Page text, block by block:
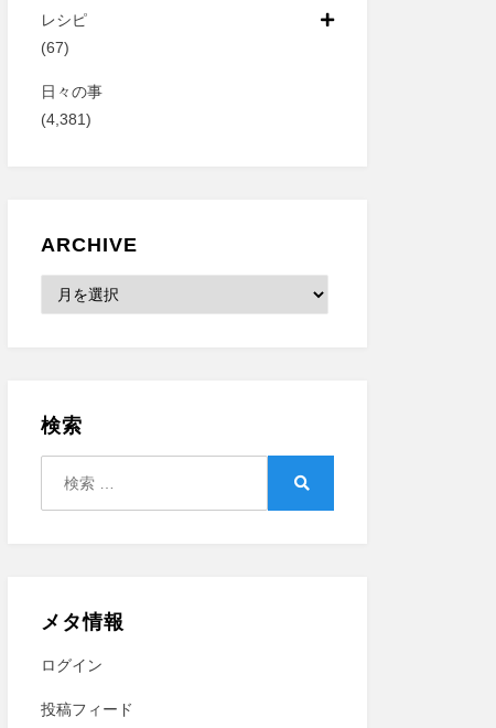
レシピ
(67)
日々の事
(4,381)
ARCHIVE
Archive
検索
メタ情報
ログイン
投稿フィード